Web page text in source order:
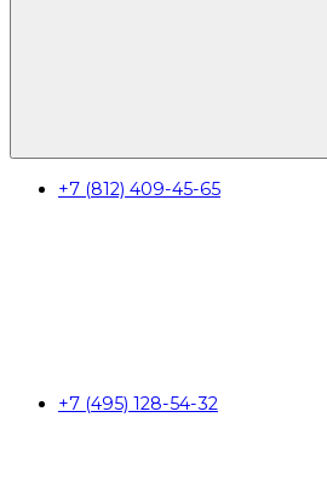
+7 (812) 409-45-65
+7 (495) 128-54-32